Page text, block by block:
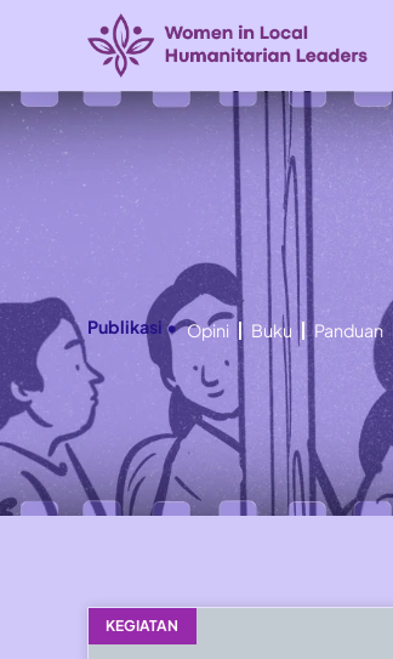
Publikasi • Opini Buku Panduan
KEGIATAN